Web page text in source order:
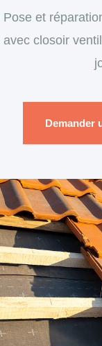
Pose et
avec closoir
Demander